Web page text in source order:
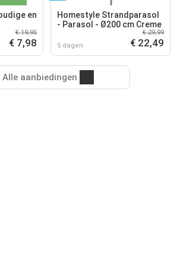
en
€ 19,95
€ 7,98
Homestyle Strandparasol
- Parasol - Ø200 cm Creme
5 dagen
€ 29,99
€ 22,49
Alle aanbiedingen